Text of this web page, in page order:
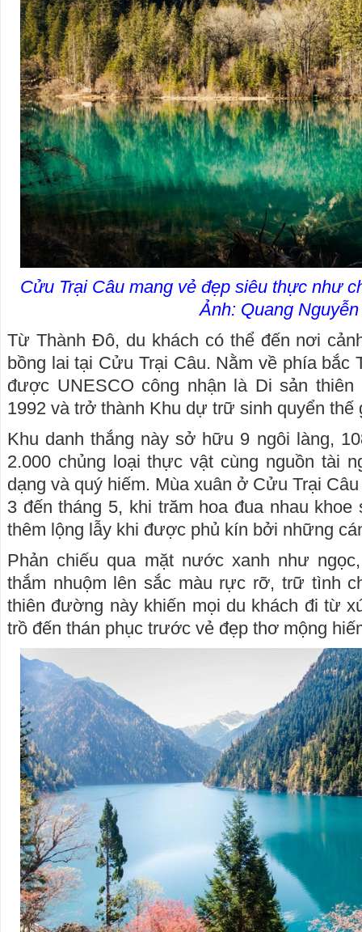
Cửu Trại Câu mang vẻ đẹp siêu thực như
Ảnh: Quang Nguyễn
Từ Thành Đô, du khách có thể đến nơi
bồng lai tại Cửu Trại Câu. Nằm về phía bắc
được UNESCO công nhận là Di sản
1992 và trở thành Khu dự trữ sinh quyển thế
Khu danh thắng này sở hữu 9 ngôi làng,
2.000 chủng loại thực vật cùng nguồn tài
dạng và quý hiếm. Mùa xuân ở Cửu Trại
3 đến tháng 5, khi trăm hoa đua nhau
thêm lộng lẫy khi được phủ kín bởi những
Phản chiếu qua mặt nước xanh như
thắm nhuộm lên sắc màu rực rỡ, trữ tình
thiên đường này khiến mọi du khách đi từ
trồ đến thán phục trước vẻ đẹp thơ mộng